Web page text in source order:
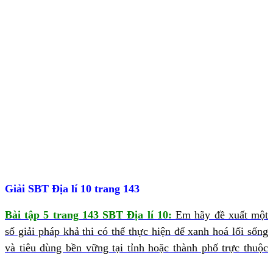
Giải SBT Địa lí 10 trang 143
Bài tập 5 trang 143 SBT Địa lí 10:Em hãy đề xuất một
số giải pháp khả thi có thể thực hiện để xanh hoá lối sống
và tiêu dùng bền vững tại tỉnh hoặc thành phố trực thuộc